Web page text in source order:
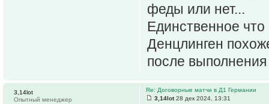
феды или нет...
Единственное
Денцлинген
после
Re: Договорные матчи в Д1 Германии
3,14lot28 дек 2024, 13:31
3,14lot
Опытный менеджер